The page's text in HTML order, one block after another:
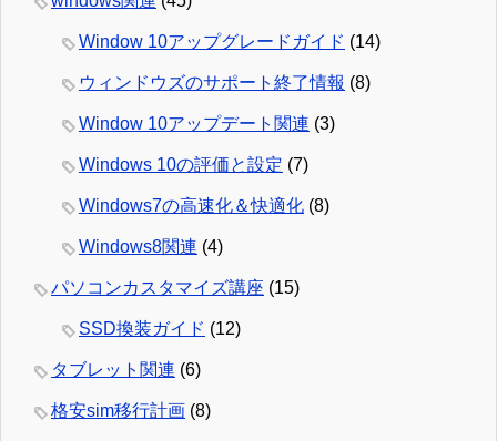
Window 10アップグレードガイド (14)
ウィンドウズのサポート終了情報 (8)
Window 10アップデート関連 (3)
Windows 10の評価と設定 (7)
Windows7の高速化＆快適化 (8)
Windows8関連 (4)
パソコンカスタマイズ講座 (15)
SSD換装ガイド (12)
タブレット関連 (6)
格安sim移行計画 (8)